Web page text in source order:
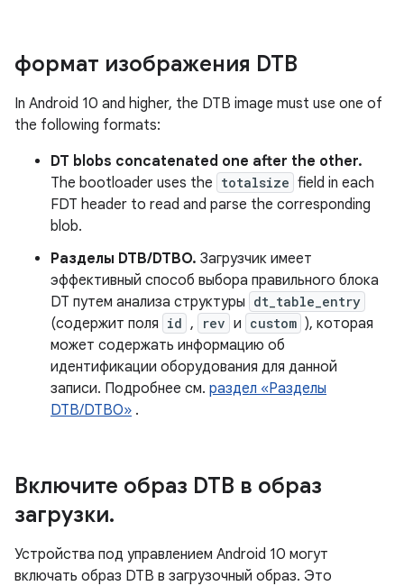
формат изображения DTB
In Android 10 and higher, the DTB image must use one of
the following formats:
DT blobs concatenated one after the other.
The bootloader uses the totalsize field in each
FDT header to read and parse the corresponding
blob.
Разделы DTB/DTBO. Загрузчик имеет
эффективный способ выбора правильного блока
DT путем анализа структуры dt_table_entry
(содержит поля id , rev и custom ), которая
может содержать информацию об
идентификации оборудования для данной
записи. Подробнее см. раздел «Разделы
DTB/DTBO» .
Включите образ DTB в образ
загрузки.
Устройства под управлением Android 10 могут
включать образ DTB в загрузочный образ. Это